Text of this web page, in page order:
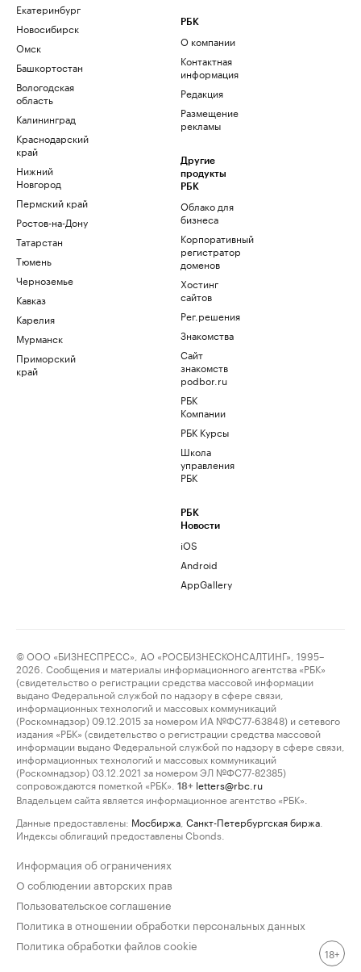
Екатеринбург
Новосибирск
Омск
Башкортостан
Вологодская
область
Калининград
Краснодарский
край
Нижний
Новгород
Пермский край
Ростов-на-Дону
Татарстан
Тюмень
Черноземье
Кавказ
Карелия
Мурманск
Приморский
край
РБК
О компании
Контактная
информация
Редакция
Размещение
рекламы
Другие
продукты
РБК
Облако для
бизнеса
Корпоративный
регистратор
доменов
Хостинг
сайтов
Рег.решения
Знакомства
Сайт
знакомств
podbor.ru
РБК
Компании
РБК Курсы
Школа
управления
РБК
РБК
Новости
iOS
Android
AppGallery
© ООО «БИЗНЕСПРЕСС», АО «РОСБИЗНЕСКОНСАЛТИНГ», 1995–
2026. Сообщения и материалы информационного агентства «РБК»
(свидетельство о регистрации средства массовой информации
выдано Федеральной службой по надзору в сфере связи,
информационных технологий и массовых коммуникаций
(Роскомнадзор) 09.12.2015 за номером ИА №ФС77-63848) и сетевого
издания «РБК» (свидетельство о регистрации средства массовой
информации выдано Федеральной службой по надзору в сфере связи,
информационных технологий и массовых коммуникаций
(Роскомнадзор) 03.12.2021 за номером ЭЛ №ФС77-82385)
сопровождаются пометкой «РБК».
18+ letters@rbc.ru
Владельцем сайта является информационное агентство «РБК».
Данные предоставлены: Мосбиржа Санкт-Петербургская биржа
Индексы облигаций предоставлены Cbonds.
Информация об ограничениях
О соблюдении авторских прав
Пользовательское соглашение
Политика в отношении обработки персональных данных
Политика обработки файлов cookie
18+